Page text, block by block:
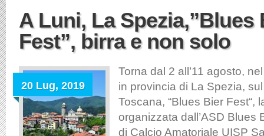
A Luni, La Spezia,”Blues
Fest”, birra e non solo
20 Lug, 2019
Torna dal 2 all’11 agosto,
in provincia di La Spezia,
Toscana, “Blues Bier Fest“,
organizzata dall’ASD Blues
di Calcio Amatoriale UISP